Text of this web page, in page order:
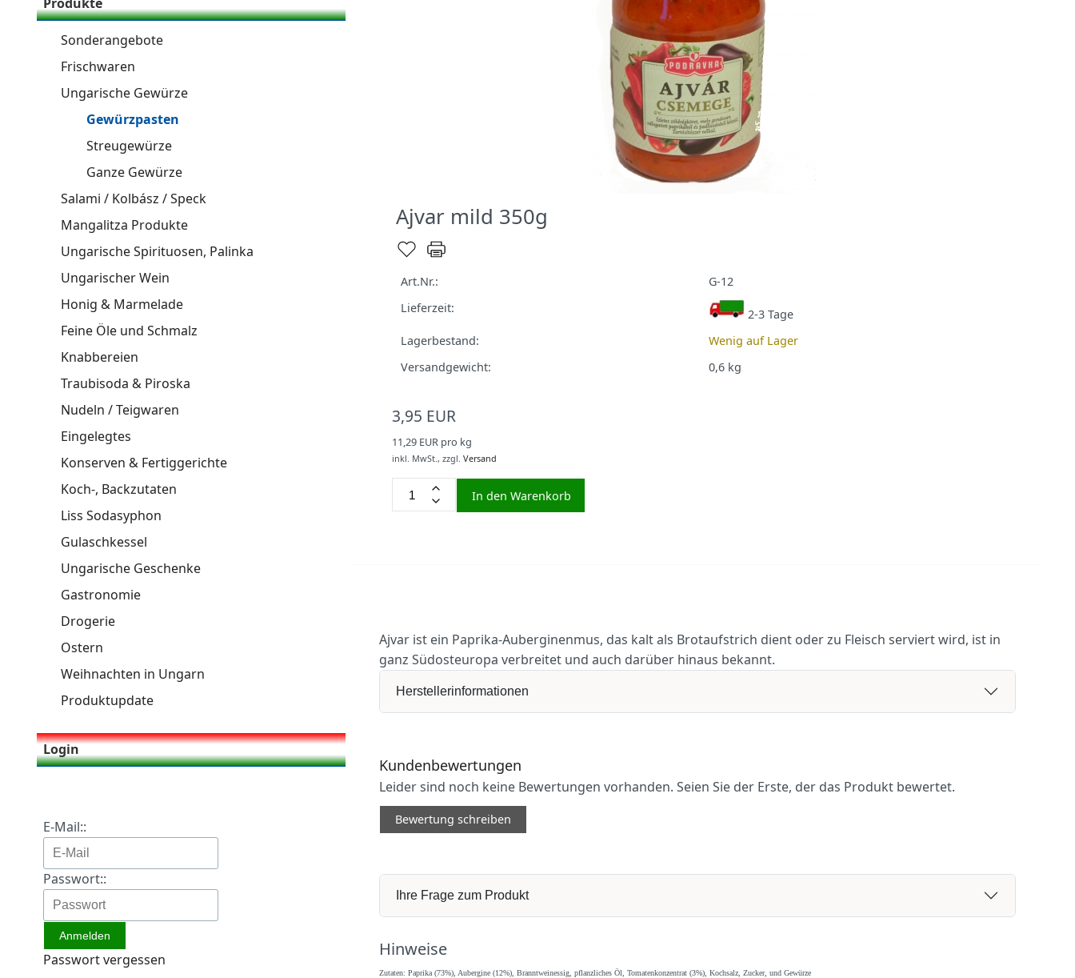
Sonderangebote
Frischwaren
Ungarische Gewürze
Gewürzpasten
Streugewürze
Ganze Gewürze
Salami / Kolbász / Speck
Mangalitza Produkte
Ungarische Spirituosen, Palinka
Ungarischer Wein
Honig & Marmelade
Feine Öle und Schmalz
Knabbereien
Traubisoda & Piroska
Nudeln / Teigwaren
Eingelegtes
Konserven & Fertiggerichte
Koch-, Backzutaten
Liss Sodasyphon
Gulaschkessel
Ungarische Geschenke
Gastronomie
Drogerie
Ostern
Weihnachten in Ungarn
Produktupdate
Login
E-Mail::
Passwort::
Passwort vergessen
Ajvar mild 350g
Art.Nr.:
G-12
Lieferzeit:
2-3 Tage
Lagerbestand:
Wenig auf Lager
Versandgewicht:
0,6 kg
3,95 EUR
11,29 EUR pro kg
inkl. MwSt., zzgl. Versand
In den Warenkorb
Ajvar ist ein Paprika-Auberginenmus, das kalt als Brotaufstrich dient oder zu Fleisch serviert wird, ist in
ganz Südosteuropa verbreitet und auch darüber hinaus bekannt.
Herstellerinformationen
Kundenbewertungen
Leider sind noch keine Bewertungen vorhanden. Seien Sie der Erste, der das Produkt bewertet.
Bewertung schreiben
Ihre Frage zum Produkt
Hinweise
Zutaten: Paprika (73%), Aubergine (12%), Branntweinessig, pflanzliches Öl, Tomatenkonzentrat (3%), Kochsalz, Zucker, und Gewürze